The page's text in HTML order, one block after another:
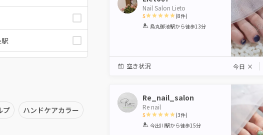
プ ハンドケアカラー
Nail Salon Lieto
5
1 2 3 4 5
(8件)
烏丸御池駅から徒歩13分
空き状況 今日 ×
Re_nail_salon
Re nail
5
1 2 3 4 5
(3件)
今出川駅から徒歩15分